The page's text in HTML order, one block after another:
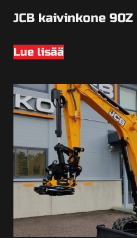
JCB kaivinkone 90Z
Lue lisää